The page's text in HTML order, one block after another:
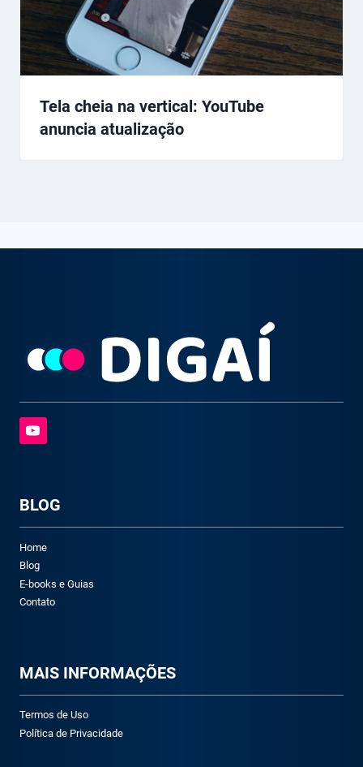
Tela cheia na vertical: YouTube
anuncia atualização
BLOG
Home
Blog
E-books e Guias
Contato
MAIS INFORMAÇÕES
Termos de Uso
Política de Privacidade